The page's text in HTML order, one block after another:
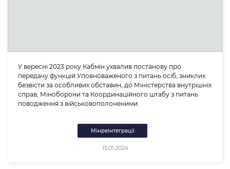
У вересні 2023 року Кабмін ухвалив постанову про
передачу функцій Уповноваженого з питань осіб, зниклих
безвісти за особливих обставин, до Міністерства внутрішніх
справ, Міноборони та Координаційного штабу з питань
поводження з військовополоненими.
Мінреінтеграції
15.01.2024